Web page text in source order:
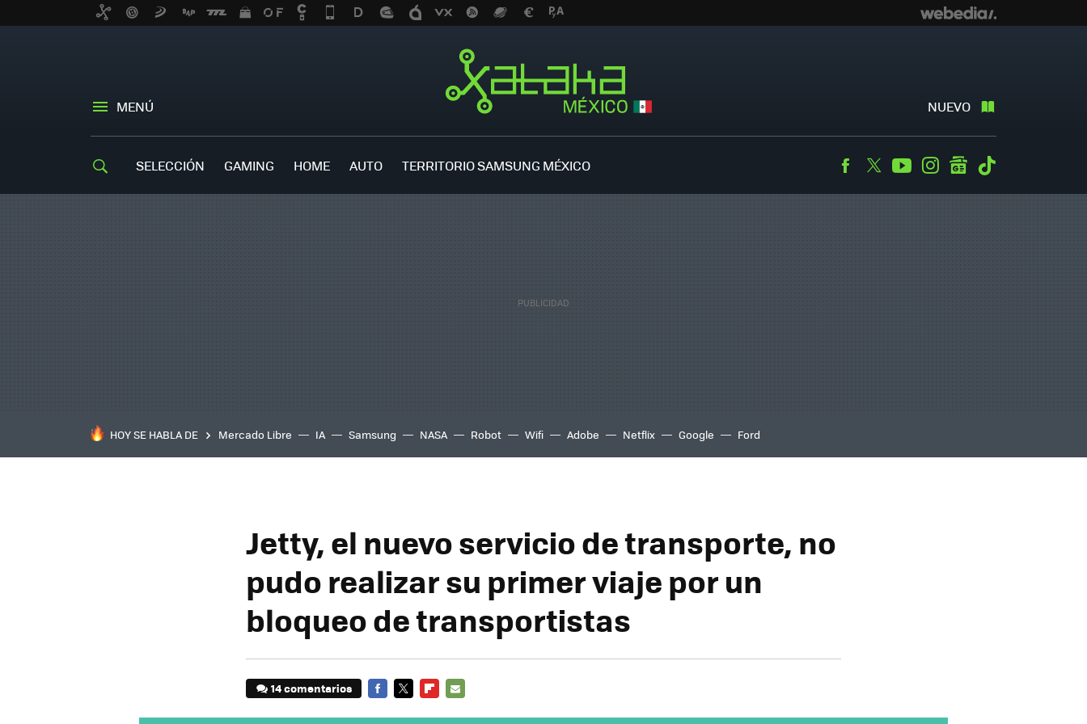
MENÚ NUEVO
SELECCIÓN GAMING HOME AUTO TERRITORIO SAMSUNG MÉXICO Facebook
TwitterYoutubeInstagramgooglenews
HOY SE HABLA DE Mercado Libre IA Samsung NASA Robot Wifi Adobe Netflix Google Ford
Jetty, el nuevo servicio de transporte, no
pudo realizar su primer viaje por un
bloqueo de transportistas
14 comentarios